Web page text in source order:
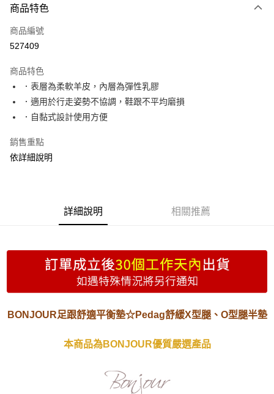
信用卡一次付款
超商取貨付款
Apple Pay
街口支付
ATM付款
每筆NT$70，滿NT$999(含以上)免運費
每筆NT$70，滿NT$999(含以上)免運費
每筆NT$9,999
(未開放使用)萊爾富
每筆NT$70，滿NT$999(含以上)免運費
商品特色
商品編號
527409
商品特色
．表層為柔軟羊皮，內層為彈性乳膠
．適用於行走姿勢不協調，鞋跟不平均磨損
．自黏式設計使用方便
銷售重點
依詳細說明
詳細說明 相關推薦
BONJOUR足跟舒適平衡墊☆Pedag舒緩X型腿、O型腿半墊
本商品為BONJOUR優質嚴選產品